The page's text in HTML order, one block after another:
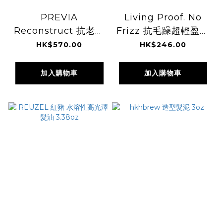
PREVIA
Reconstruct 抗老化
修復洗頭水 1000ml
HK$570.00
加入購物車
Living Proof. No
Frizz 抗毛躁超輕盈造
型噴霧 200ml
HK$246.00
加入購物車